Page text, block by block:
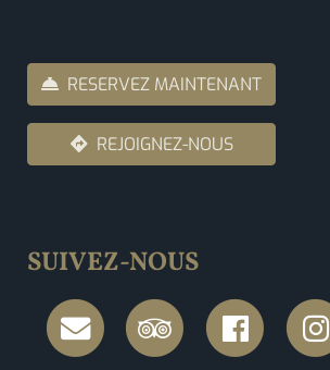
RESERVEZ MAINTENANT
REJOIGNEZ-NOUS
SUIVEZ-NOUS